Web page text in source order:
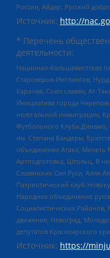
России, Айдар, Русский
Источник: http://
* Перечень
деятельности:
Национал-большевистская
Староверов-Инглингов,
Карачая, Союз славян, Ат-
Инициатива города
нелегальной иммиграции,
Футбольного Клуба Динамо,
им. Степана Бандеры,
объединение Атака, Мечеть
Артподготовка, Штольц, В
Славянских Сил Руси, Алля-
Патриотический клуб-
Народное объединение
Социалистических Районов,
движение, Невоград,
депутатов Красноярского
Источник: https://